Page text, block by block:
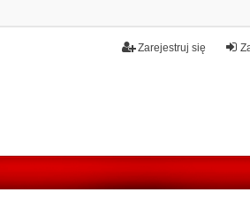
Zarejestruj się